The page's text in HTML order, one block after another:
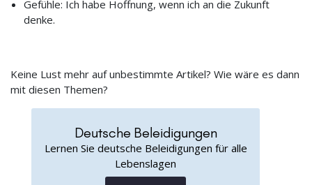
Gefühle: Ich habe Hoffnung, wenn ich an die Zukunft
denke.
Keine Lust mehr auf unbestimmte Artikel? Wie wäre es dann
mit diesen Themen?
Deutsche Beleidigungen
Lernen Sie deutsche Beleidigungen für alle
Lebenslagen